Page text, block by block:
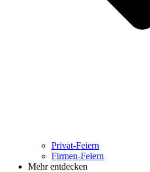
Privat-Feiern
Firmen-Feiern
Mehr entdecken